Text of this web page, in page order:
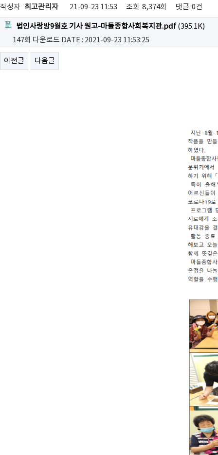
작성자 최고관리자 21-09-23 11:53 조회 8,374회 댓글 0건
법인사랑방9월호 기사 원고-마들종합사회복지관.pdf (395.1K)
147회 다운로드 DATE : 2021-09-23 11:53:25
이전글 다음글